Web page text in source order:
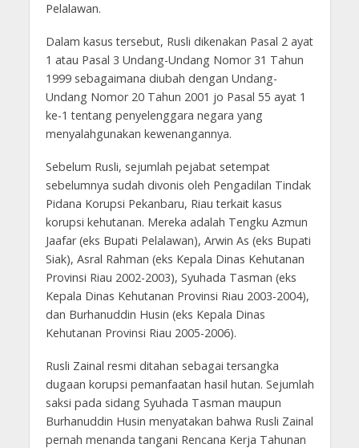
Pelalawan.
Dalam kasus tersebut, Rusli dikenakan Pasal 2 ayat
1 atau Pasal 3 Undang-Undang Nomor 31 Tahun
1999 sebagaimana diubah dengan Undang-
Undang Nomor 20 Tahun 2001 jo Pasal 55 ayat 1
ke-1 tentang penyelenggara negara yang
menyalahgunakan kewenangannya.
Sebelum Rusli, sejumlah pejabat setempat
sebelumnya sudah divonis oleh Pengadilan Tindak
Pidana Korupsi Pekanbaru, Riau terkait kasus
korupsi kehutanan. Mereka adalah Tengku Azmun
Jaafar (eks Bupati Pelalawan), Arwin As (eks Bupati
Siak), Asral Rahman (eks Kepala Dinas Kehutanan
Provinsi Riau 2002-2003), Syuhada Tasman (eks
Kepala Dinas Kehutanan Provinsi Riau 2003-2004),
dan Burhanuddin Husin (eks Kepala Dinas
Kehutanan Provinsi Riau 2005-2006).
Rusli Zainal resmi ditahan sebagai tersangka
dugaan korupsi pemanfaatan hasil hutan. Sejumlah
saksi pada sidang Syuhada Tasman maupun
Burhanuddin Husin menyatakan bahwa Rusli Zainal
pernah menanda tangani Rencana Kerja Tahunan